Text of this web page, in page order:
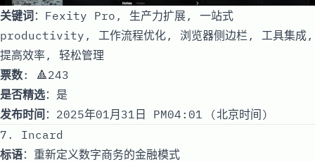
关键词：Fexity Pro, 生产力扩展, 一站式
productivity, 工作流程优化, 浏览器侧边栏, 工具集成,
提高效率, 轻松管理
票数: 🔺243
是否精选：是
发布时间 ：2025年01月31日 PM04:01 (北京时间)
7. Incard
标语：重新定义数字商务的金融模式